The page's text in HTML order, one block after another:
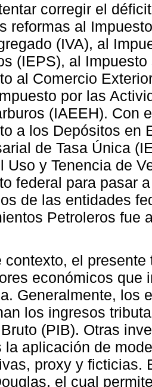
corregir el
reformas al
(IVA), al
(IEPS), al
al Comercio
por las
(IAEEH). Con
a los Depósitos en
de Tasa Única
Uso y Tenencia de
federal para pasar
de las entidades
Petroleros fue
contexto, el
económicos que
Generalmente, los
los ingresos
(PIB). Otras
la aplicación de
proxy y ficticias.
el cual